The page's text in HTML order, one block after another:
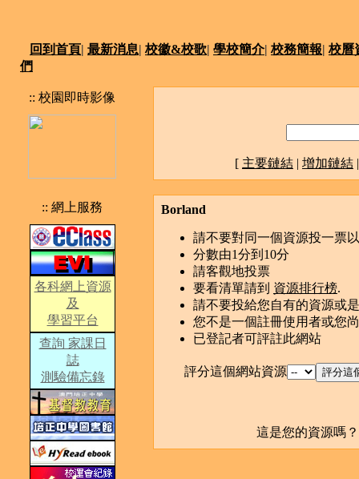
回到首頁| 最新消息| 校徽&校歌| 學校簡介| 校務簡報| 校曆
們
:: 校園即時影像
:: 網上服務
各科網上資源
及
學習平台
查詢 家課日
誌
測驗備忘錄
[ 主要鏈結 | 增加鏈結
Borland
請不要對同一個資源投一票
分數由1分到10分
請客觀地投票
要看清單請到 資源排行榜.
請不要投給您自有的資源或
您不是一個註冊使用者或您
已登記者可評註此網站
評分這個網站資源
這是您的資源嗎